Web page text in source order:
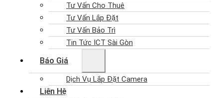
Tư Vấn Cho Thuê
Tư Vấn Lắp Đặt
Tư Vấn Bảo Trì
Tin Tức ICT Sài Gòn
Báo Giá
Dịch Vụ Lắp Đặt Camera
Liên Hệ